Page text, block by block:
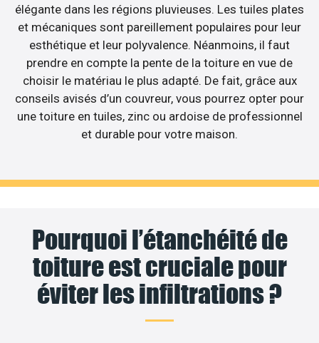
élégante dans les régions pluvieuses. Les tuiles plates
et mécaniques sont pareillement populaires pour leur
esthétique et leur polyvalence. Néanmoins, il faut
prendre en compte la pente de la toiture en vue de
choisir le matériau le plus adapté. De fait, grâce aux
conseils avisés d’un couvreur, vous pourrez opter pour
une toiture en tuiles, zinc ou ardoise de professionnel
et durable pour votre maison.
Pourquoi l’étanchéité de
toiture est cruciale pour
éviter les infiltrations ?